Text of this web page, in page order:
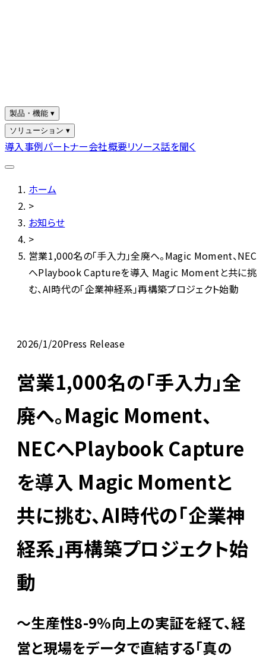
製品・機能 ▾
ソリューション ▾
導入事例パートナー会社概要リソース話を聞く
ホーム
>
お知らせ
>
営業1,000名の「手入力」全廃へ。Magic Moment、NEC
へPlaybook Captureを導入 Magic Momentと共に挑
む、AI時代の「企業神経系」再構築プロジェクト始動
2026/1/20Press Release
営業1,000名の「手入力」全
廃へ。Magic Moment、
NECへPlaybook Capture
を導入 Magic Momentと
共に挑む、AI時代の「企業神
経系」再構築プロジェクト始
動
〜生産性8-9%向上の実証を経て、経
営と現場をデータで直結する「真の